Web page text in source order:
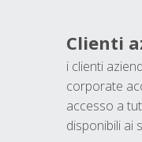
Clienti
i clienti
corporate
accesso a
disponibili ai